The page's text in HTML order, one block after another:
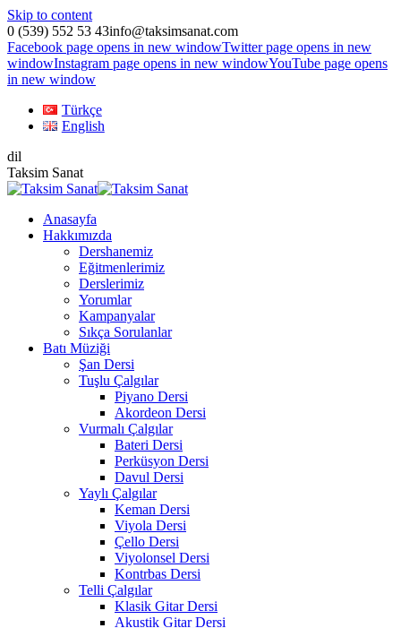
Skip to content
0 (539) 552 53 43info@taksimsanat.com
Facebook page opens in new windowTwitter page opens in new
windowInstagram page opens in new windowYouTube page opens
in new window
Türkçe
English
dil
Taksim Sanat
Anasayfa
Hakkımızda
Dershanemiz
Eğitmenlerimiz
Derslerimiz
Yorumlar
Kampanyalar
Sıkça Sorulanlar
Batı Müziği
Şan Dersi
Tuşlu Çalgılar
Piyano Dersi
Akordeon Dersi
Vurmalı Çalgılar
Bateri Dersi
Perküsyon Dersi
Davul Dersi
Yaylı Çalgılar
Keman Dersi
Viyola Dersi
Çello Dersi
Viyolonsel Dersi
Kontrbas Dersi
Telli Çalgılar
Klasik Gitar Dersi
Akustik Gitar Dersi